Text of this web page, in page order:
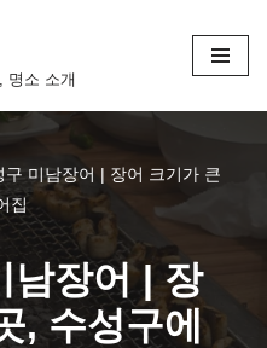
명소 소개
구 미남장어 | 장어 크기가 큰
집
남장어 | 장
, 수성구에